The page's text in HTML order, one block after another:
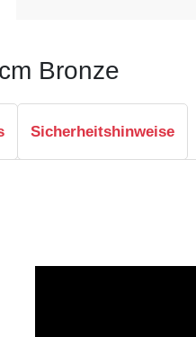
Bronze
Sicherheitshinweise